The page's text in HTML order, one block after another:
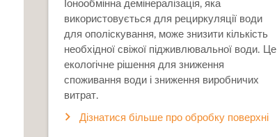
Іонообмінна демінералізація, яка
використовується для рециркуляції води
для ополіскування, може знизити кількість
необхідної свіжої підживлювальної води. Це
екологічне рішення для зниження
споживання води і зниження виробничих
витрат.
Дізнатися більше про обробку поверхні